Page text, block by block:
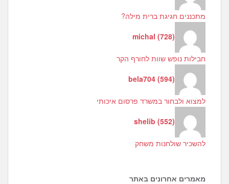
מתכננים חגיגת ברית מילה?
michal (728)
חבילות נופש שוות לחורף הקר
bela704 (594)
למצוא ולבחור במשרד פרסום איכותי
shelib (552)
להשכיר שולחנות משחק
מאמרים אחרונים באתר